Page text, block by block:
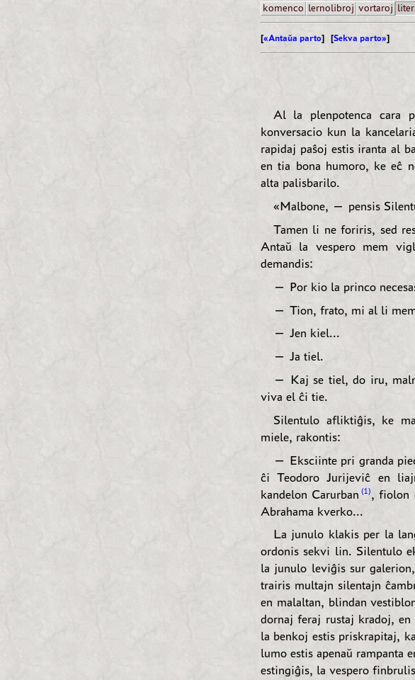
komenco lernolibroj vortaroj
[«Antaŭa parto] [Sekva parto»]
Al la plenpotenca cara
konversacio kun la
rapidaj paŝoj estis iranta al
en tia bona humoro, ke eĉ
alta palisbarilo.
«Malbone, — pensis
Tamen li ne foriris, sed
Antaŭ la vespero mem
demandis:
— Por kio la princo
— Tion, frato, mi al li
— Jen kiel...
— Ja tiel.
— Kaj se tiel, do iru,
viva el ĉi tie.
Silentulo afliktiĝis, ke
miele, rakontis:
— Eksciinte pri granda
ĉi Teodoro Jurijeviĉ en
kandelon Carurban 1 , fiolon
Abrahama kverko...
La junulo klakis per la
ordonis sekvi lin. Silentulo
la junulo leviĝis sur
trairis multajn silentajn
en malaltan, blindan
dornaj feraj rustaj kradoj,
la benkoj estis priskrapitaj,
lumo estis apenaŭ rampanta
estingiĝis, la vespero